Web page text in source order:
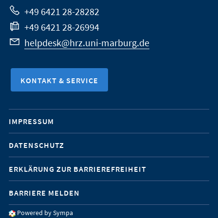
Website
+49 6421 28-28282
+49 6421 28-26994
helpdesk@hrz.uni-marburg.de
KONTAKT & SERVICE
Mobile-
Service-
Navigation
IMPRESSUM
DATENSCHUTZ
ERKLÄRUNG ZUR BARRIEREFREIHEIT
BARRIERE MELDEN
Powered by Sympa